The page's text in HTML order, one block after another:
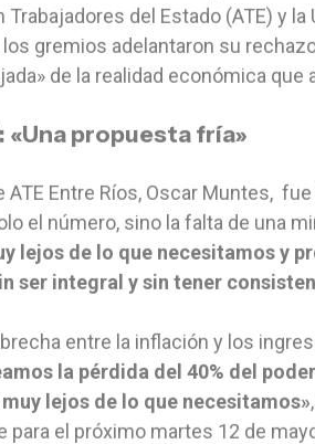
del Estado (ATE) y
los gremios adelantaron su
de la realidad económica
«Una propuesta fría»
ATE Entre Ríos, Oscar Muntes,
el número, sino la falta de una
lejos de lo que necesitamos y
ser integral y sin tener
entre la inflación y los
la pérdida del 40% del
lejos de lo que necesitamos»
para el próximo martes 12 de